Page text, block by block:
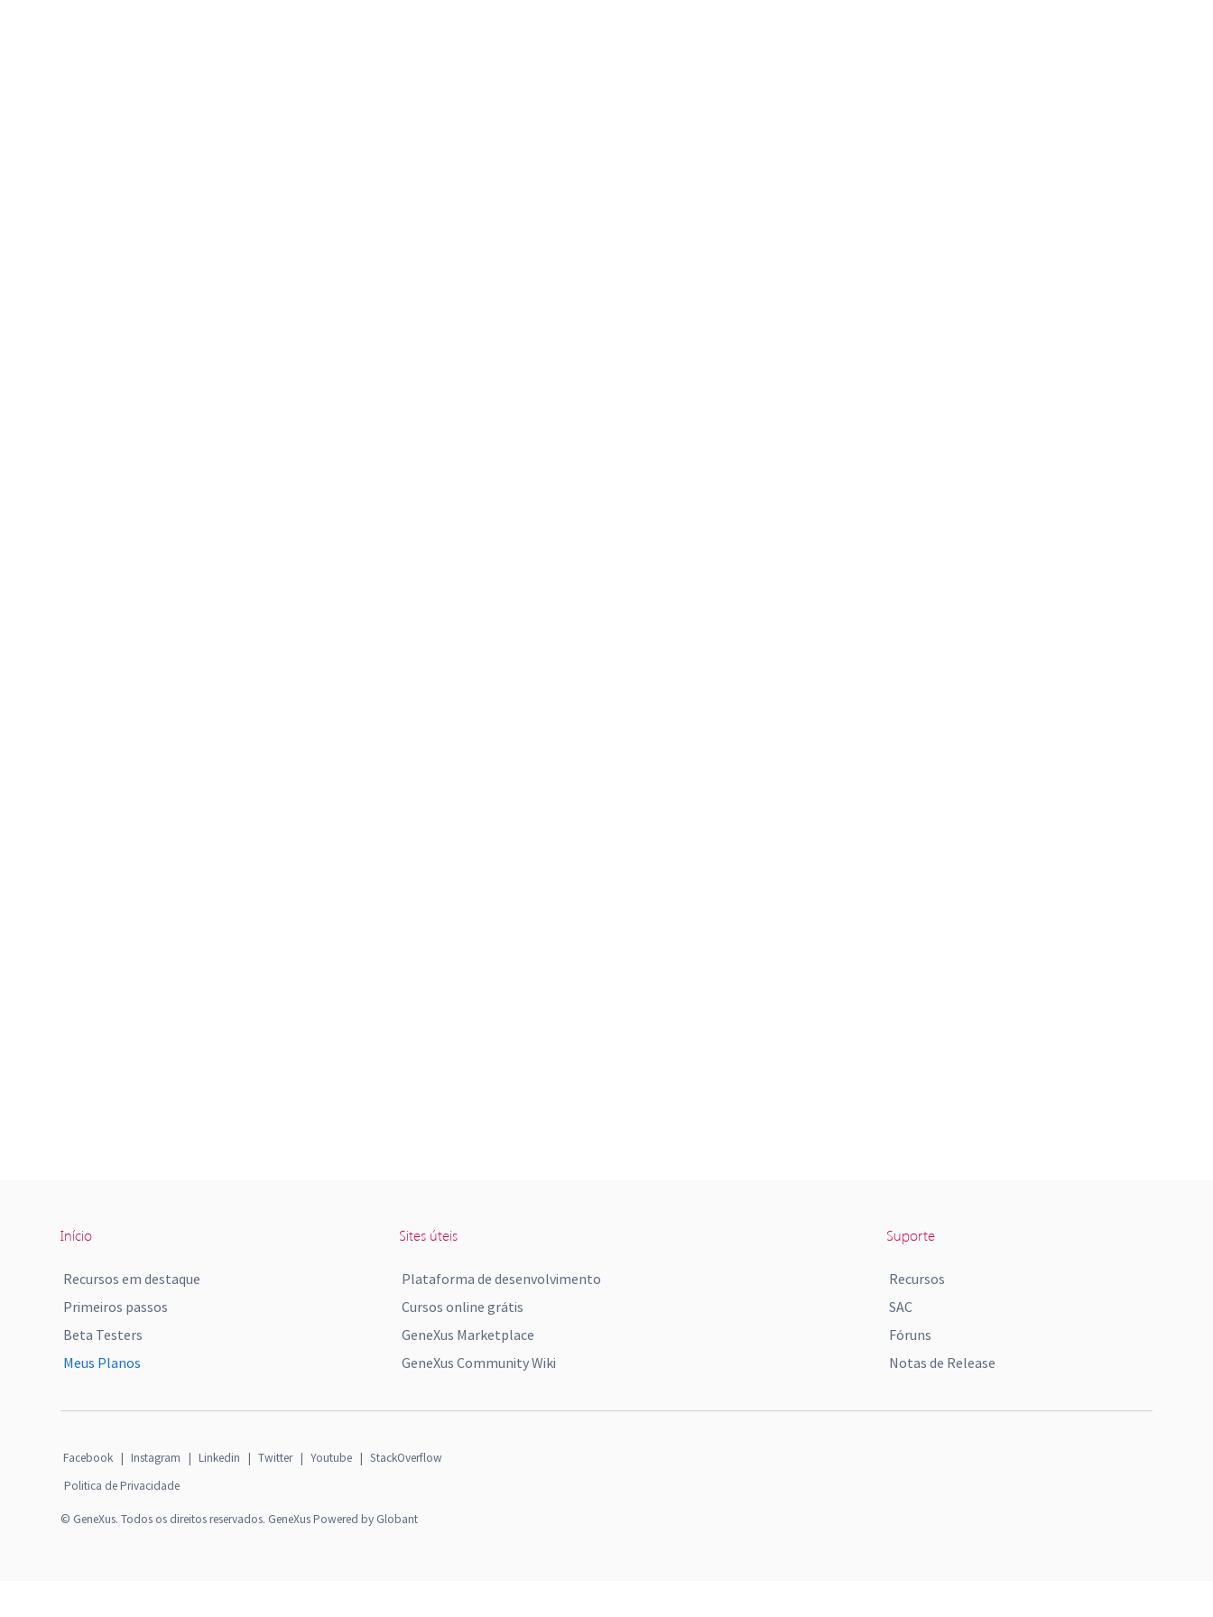
Início
Recursos em destaque
Primeiros passos
Beta Testers
Meus Planos
Sites úteis
Plataforma de desenvolvimento
Cursos online grátis
GeneXus Marketplace
GeneXus Community Wiki
Suporte
Recursos
SAC
Fóruns
Notas de Release
Facebook | Instagram | Linkedin | Twitter | Youtube | StackOverflow
Politica de Privacidade
© GeneXus. Todos os direitos reservados. GeneXus Powered by Globant